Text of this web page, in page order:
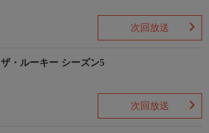
次回放送
ザ・ルーキー シーズン5
次回放送